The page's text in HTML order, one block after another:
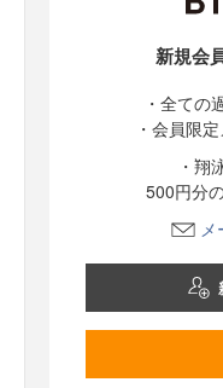
新規会
・全ての
・会員限
・翔
500円分